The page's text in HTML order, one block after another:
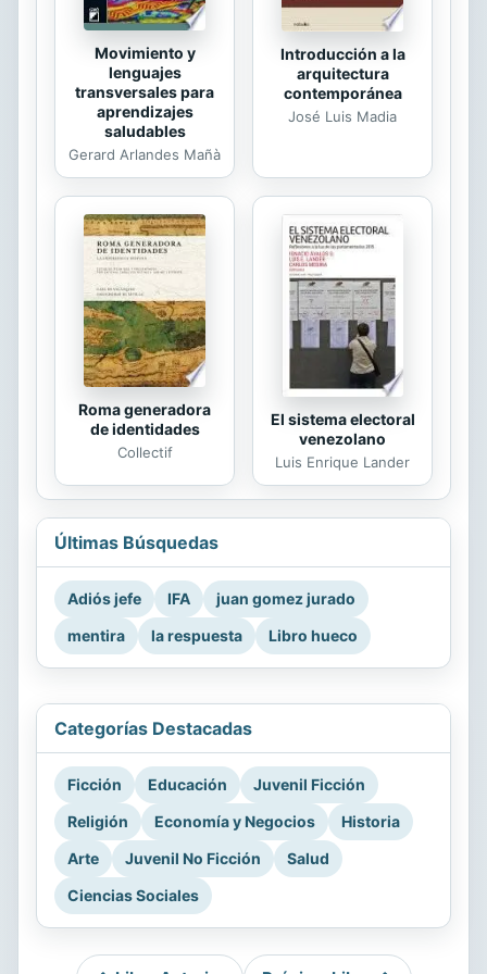
Movimiento y
lenguajes
transversales para
aprendizajes
saludables
Gerard Arlandes Mañà
Introducción a la
arquitectura
contemporánea
José Luis Madia
Roma generadora
de identidades
Collectif
El sistema electoral
venezolano
Luis Enrique Lander
Últimas Búsquedas
Adiós jefe IFA
juan gomez jurado
mentira
la respuesta Libro hueco
Categorías Destacadas
Ficción Educación
Juvenil Ficción
Religión
Economía y Negocios
Historia
Arte
Juvenil No Ficción
Salud
Ciencias Sociales